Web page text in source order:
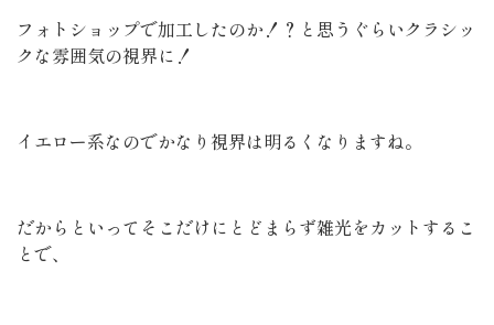
フォトショップで加工したのか！？と思うぐらいクラシッ
クな雰囲気の視界に！
イエロー系なのでかなり視界は明るくなりますね。
だからといってそこだけにとどまらず雑光をカットするこ
とで、